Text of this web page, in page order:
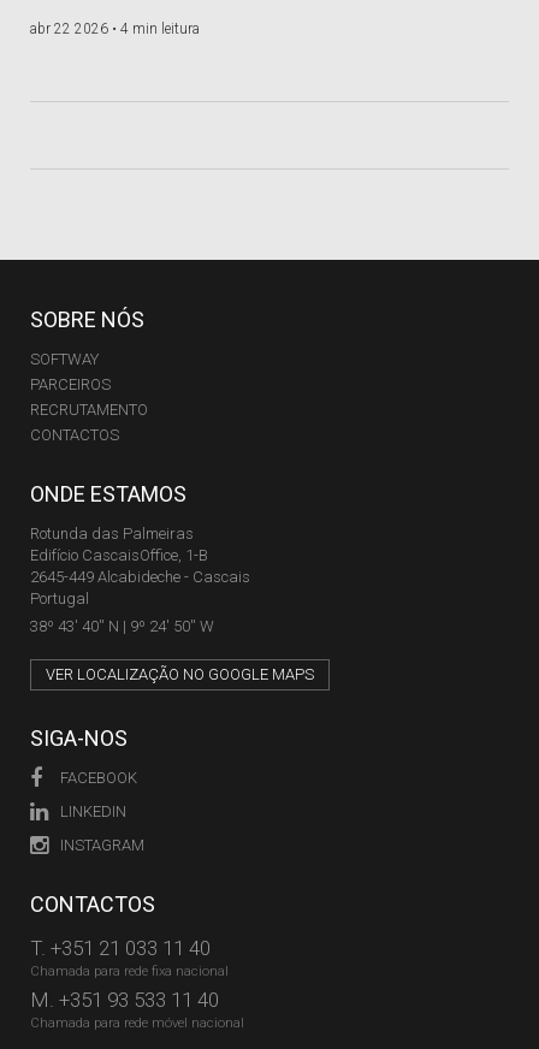
abr 22 2026 • 4 min leitura
SOBRE NÓS
SOFTWAY
PARCEIROS
RECRUTAMENTO
CONTACTOS
ONDE ESTAMOS
Rotunda das Palmeiras
Edifício CascaisOffice, 1-B
2645-449 Alcabideche - Cascais
Portugal
38º 43' 40'' N | 9º 24' 50'' W
VER LOCALIZAÇÃO NO GOOGLE MAPS
SIGA-NOS
FACEBOOK
LINKEDIN
INSTAGRAM
CONTACTOS
T. +351 21 033 11 40
Chamada para rede fixa nacional
M. +351 93 533 11 40
Chamada para rede móvel nacional